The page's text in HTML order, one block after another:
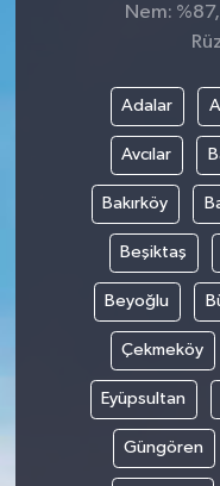
Nem:
Adalar
Avcılar
Bakırköy
Beşiktaş
Beyoğlu
Çekmeköy
Eyüpsultan
Güngören